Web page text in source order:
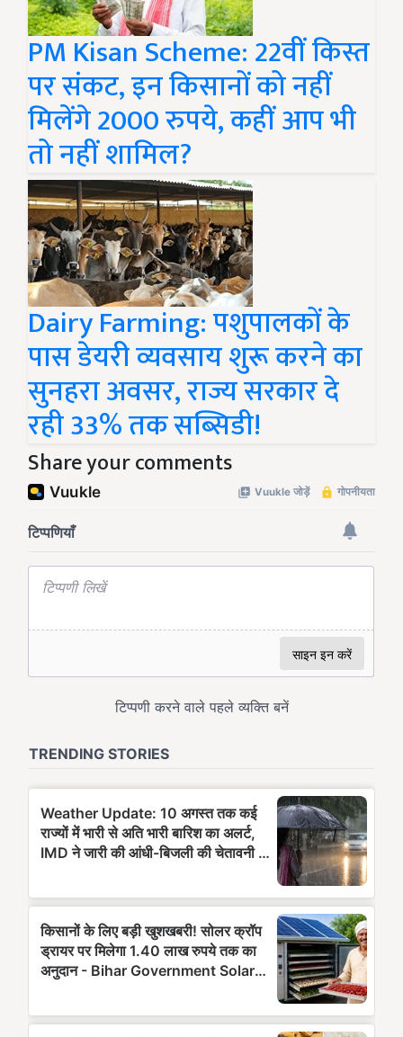
PM Kisan Scheme: 22वीं किस्त
पर संकट, इन किसानों को नहीं
मिलेंगे 2000 रुपये, कहीं आप भी
तो नहीं शामिल?
Dairy Farming: पशुपालकों के
पास डेयरी व्यवसाय शुरू करने का
सुनहरा अवसर, राज्य सरकार दे
रही 33% तक सब्सिडी!
Share your comments